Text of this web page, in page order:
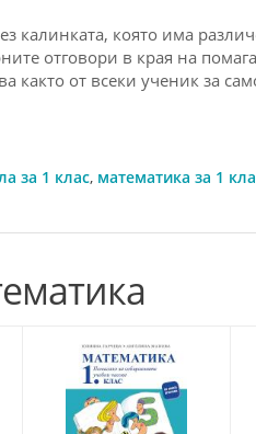
калинката, която има
отговори в края на
както от всеки ученик за
за 1 клас, математика за 1